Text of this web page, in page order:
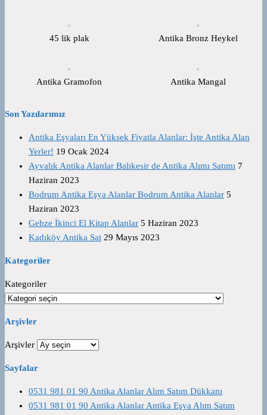
45 lik plak Antika Bronz Heykel
Antika Gramofon Antika Mangal
Son Yazılarımız
Antika Eşyaları En Yüksek Fiyatla Alanlar: İşte Antika Alan
Yerler! 19 Ocak 2024
Ayvalık Antika Alanlar Balıkesir de Antika Alımı Satımı 7
Haziran 2023
Bodrum Antika Eşya Alanlar Bodrum Antika Alanlar 5
Haziran 2023
Gebze İkinci El Kitap Alanlar 5 Haziran 2023
Kadıköy Antika Sat 29 Mayıs 2023
Kategoriler
Kategoriler
Arşivler
Arşivler
Sayfalar
0531 981 01 90 Antika Alanlar Alım Satım Dükkanı
0531 981 01 90 Antika Alanlar Antika Eşya Alım Satım